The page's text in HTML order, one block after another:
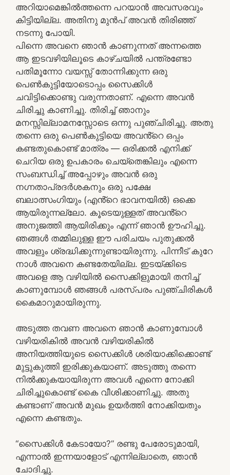
അറിയാമെങ്കിൽത്തന്നെ പറയാൻ അവസരവും
കിട്ടിയില്ല. അതിനു മുൻപ് അവൻ തിരിഞ്ഞ്
നടന്നു പോയി.
പിന്നെ അവനെ ഞാൻ കാണുന്നത് അന്നത്തെ
ആ ഇടവഴിയിലൂടെ കാഴ്ചയിൽ പന്ത്രണ്ടോ
പതിമൂന്നോ വയസ്സ് തോന്നിക്കുന്ന ഒരു
പെൺകുട്ടിയോടൊപ്പം സൈക്കിൾ
ചവിട്ടിക്കൊണ്ടു വരുന്നതാണ്. എന്നെ അവൻ
ചിരിച്ചു കാണിച്ചു. തിരിച്ച് ഞാനും
മനസ്സില്ലാമനസ്സോടെ ഒന്നു പുഞ്ചിരിച്ചു. അതു
തന്നെ ഒരു പെൺകുട്ടിയെ അവൻ്റെ ഒപ്പം
കണ്ടതുകൊണ്ട് മാത്രം — ഒരിക്കൽ എനിക്ക്
ചെറിയ ഒരു ഉപകാരം ചെയ്തെങ്കിലും എന്നെ
സംബന്ധിച്ച് അപ്പോഴും അവൻ ഒരു
നഗ്നതാപ്രദർശകനും ഒരു പക്ഷേ
ബലാത്സംഗിയും (എൻ്റെ ഭാവനയിൽ) ഒക്കെ
ആയിരുന്നല്ലോ. കൂടെയുള്ളത് അവൻ്റെ
അനുജത്തി ആയിരിക്കും എന്ന് ഞാൻ ഊഹിച്ചു.
ഞങ്ങൾ തമ്മിലുള്ള ഈ പരിചയം പുതുക്കൽ
അവളും ശ്രദ്ധിക്കുന്നുണ്ടായിരുന്നു. പിന്നീട് കുറേ
നാൾ അവനെ കണ്ടതേയില്ല. ഇടയ്ക്കിടെ
അവളെ ആ വഴിയിൽ സൈക്കിളുമായി തനിച്ച്
കാണുമ്പോൾ ഞങ്ങൾ പരസ്പരം പുഞ്ചിരികൾ
കൈമാറുമായിരുന്നു.
അടുത്ത തവണ അവനെ ഞാൻ കാണുമ്പോൾ
വഴിയരികിൽ അവൻ വഴിയരികിൽ
അനിയത്തിയുടെ സൈക്കിൾ ശരിയാക്കിക്കൊണ്ട്
മുട്ടുകുത്തി ഇരിക്കുകയാണ്. അടുത്തു തന്നെ
നിൽക്കുകയായിരുന്ന അവൾ എന്നെ നോക്കി
ചിരിച്ചുകൊണ്ട് കൈ വീശിക്കാണിച്ചു. അതു
കണ്ടാണ് അവൻ മുഖം ഉയർത്തി നോക്കിയതും
എന്നെ കണ്ടതും.
“സൈക്കിൾ കേടായോ?” രണ്ടു പേരോടുമായി,
എന്നാൽ ഇന്നയാളോട് എന്നില്ലാതെ, ഞാൻ
ചോദിച്ചു.